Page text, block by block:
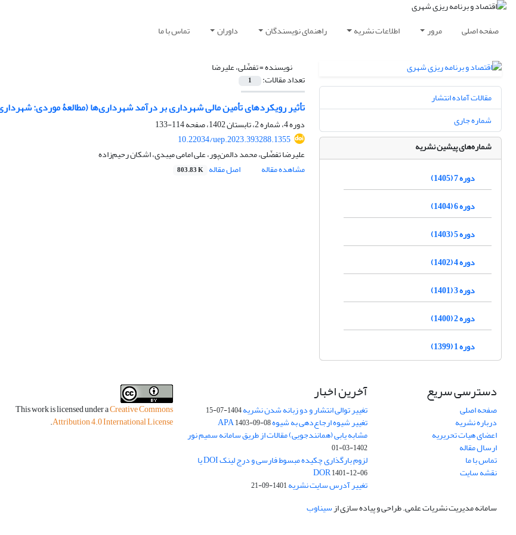
صفحه اصلی مرور اطلاعات نشریه راهنمای نویسندگان داوران تماس با ما
نویسنده =تفضّلی، علیرضا
تعداد مقالات: 1
تأثیر رویکردهای تأمین مالی شهرداری بر درآمد شهرداری‌ها (مطالعۀ موردی:
دوره 4، شماره 2، تابستان 1402، صفحه
114-133
10.22034/uep.2023.393288.1355
علیرضا تفضّلی، محمد دالمن‌پور، علی امامی میبدی، اشکان رحیم‌زاده
مشاهده مقاله
اصل مقاله 803.83 K
مقالات آماده انتشار
شماره جاری
شماره‌های پیشین نشریه
دوره 7 (1405)
دوره 6 (1404)
دوره 5 (1403)
دوره 4 (1402)
دوره 3 (1401)
دوره 2 (1400)
دوره 1 (1399)
دسترسی سریع
صفحه اصلی
درباره نشریه
اعضای هیات تحریریه
ارسال مقاله
تماس با ما
نقشه سایت
آخرین اخبار
تغییر توالی انتشار و دو زبانه شدن نشریه1404-07-15
تغییر شیوه ارجاع‌دهی به شیوه APA1403-09-08
مشابه یابی (همانندجویی) مقالات از طریق سامانه سمیم نور
1402-03-01
لزوم بارگذاری چکیده مبسوط فارسی و درج لینک DOI یا
DOR1401-12-06
تغییر آدرس سایت نشریه1401-09-21
This work is licensed under aCreative Commons
Attribution 4.0 International License
.
سامانه مدیریت نشریات علمی.طراحی و پیاده سازی ازسیناوب